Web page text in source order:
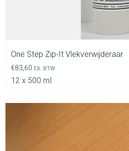
One Step Zip-It Vlekverwijderaar
€83,60 EX. BTW
12 x 500 ml.